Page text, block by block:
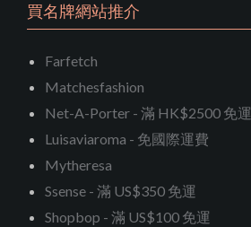
買名牌網站推介
Farfetch
Matchesfashion
Net-A-Porter - 滿 HK$2500 免運
Luisaviaroma - 免國際運費
Mytheresa
Ssense - 滿 US$350 免運
Shopbop - 滿 US$100 免運